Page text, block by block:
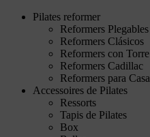
Pilates reformer
Reformers Plegables
Reformers Clásicos
Reformers con Torre
Reformers Cadillac
Reformers para Casa
Accessoires de Pilates
Ressorts
Tapis de Pilates
Box